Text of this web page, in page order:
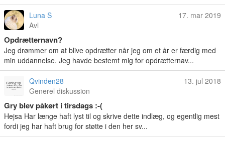
Luna S
Avl
17. mar 2019
Opdrætternavn?
Jeg drømmer om at blive opdrætter når jeg om et år er færdig med
min uddannelse. Jeg havde bestemt mig for opdrætternav...
Qvinden28
Generel diskussion
13. jul 2018
Gry blev påkørt i tirsdags :-(
Hejsa Har længe haft lyst til og skrive dette indlæg, og egentlig mest
fordi jeg har haft brug for støtte i den her sv...